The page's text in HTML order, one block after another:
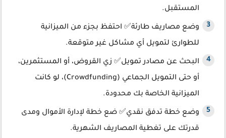
المستقبل.
وضع مصاريف طارئة✅ احتفظ بجزء من الميزانية
للطوارئ لتمويل أي مشاكل غير متوقعة.
البحث عن مصادر تمويل✅ زي القروض، أو المستثمرين،
أو حتى التمويل الجماعي (Crowdfunding)، لو كانت
الميزانية الخاصة بك محدودة.
وضع خطة تدفق نقدي✅ ضع خطة لإدارة الأموال ومدى
قدرتك على تغطية المصاريف الشهرية.